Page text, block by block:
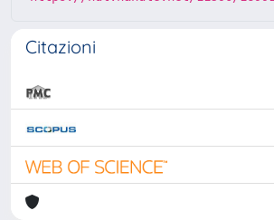
Citazioni